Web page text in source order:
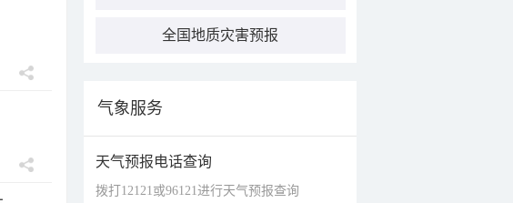
全国地质灾害预报
气象服务
天气预报电话查询
拨打12121或96121进行天气预报查询